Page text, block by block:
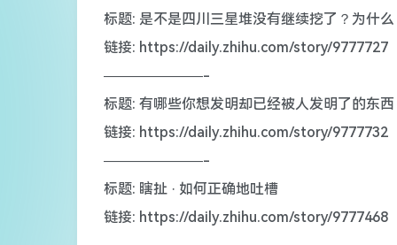
标题: 是不是四川三星堆没有继续挖了？为什
链接: https://daily.zhihu.com/story/9777727
———————-
标题: 有哪些你想发明却已经被人发明了的东
链接: https://daily.zhihu.com/story/9777732
———————-
标题: 瞎扯 · 如何正确地吐槽
链接: https://daily.zhihu.com/story/9777468